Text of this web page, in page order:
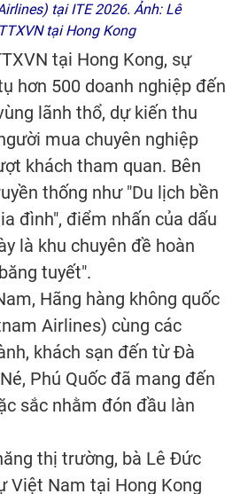
tại ITE 2026. Ảnh: Lê
tại Hong Kong
tại Hong Kong, sự
hơn 500 doanh nghiệp đến
lãnh thổ, dự kiến thu
mua chuyên nghiệp
khách tham quan. Bên
thống như "Du lịch bền
đình", điểm nhấn của dấu
là khu chuyên đề hoàn
tuyết".
Hãng hàng không quốc
Airlines) cùng các
khách sạn đến từ Đà
Phú Quốc đã mang đến
sắc nhằm đón đầu làn
thị trường, bà Lê Đức
Việt Nam tại Hong Kong